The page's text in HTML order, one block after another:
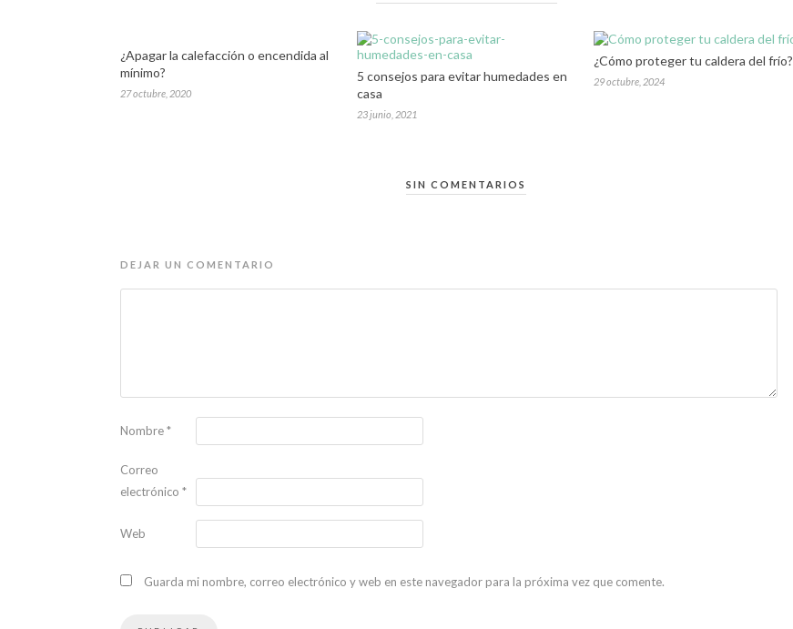
¿Apagar la calefacción o encendida al
mínimo?
27 octubre, 2020
5 consejos para evitar humedades en
casa
23 junio, 2021
¿Cómo proteger tu caldera del frío?
29 octubre, 2024
SIN COMENTARIOS
DEJAR UN COMENTARIO
Nombre*
Correo
electrónico *
Web
Guarda mi nombre, correo electrónico y web en este navegador para la próxima vez que comente.